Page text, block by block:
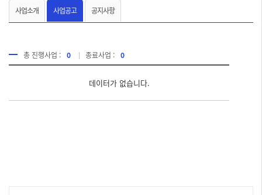
사업소개 사업공고 공지사항
총 진행사업 : 0 종료사업 : 0
데이터가 없습니다.